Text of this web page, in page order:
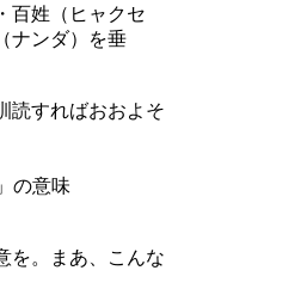
百姓（ヒャクセ
ナンダ）を垂
読すればおおよそ
の意味
を。まあ、こんな